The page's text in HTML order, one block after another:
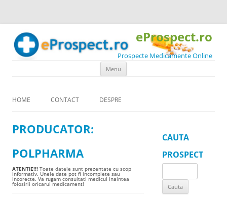
eProspect.ro
Prospecte Medicamente Online
Menu
HOME CONTACT DESPRE
PRODUCATOR:
POLPHARMA
ATENTIE!!! Toate datele sunt prezentate cu scop
informativ. Unele date pot fi incomplete sau
incorecte. Va rugam consultati medicul inaintea
folosirii oricarui medicament!
CAUTA
PROSPECT
for: